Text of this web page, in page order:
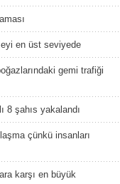
en üst seviyede
gemi trafiği
8 şahıs yakalandı
çünkü insanları
karşı en büyük